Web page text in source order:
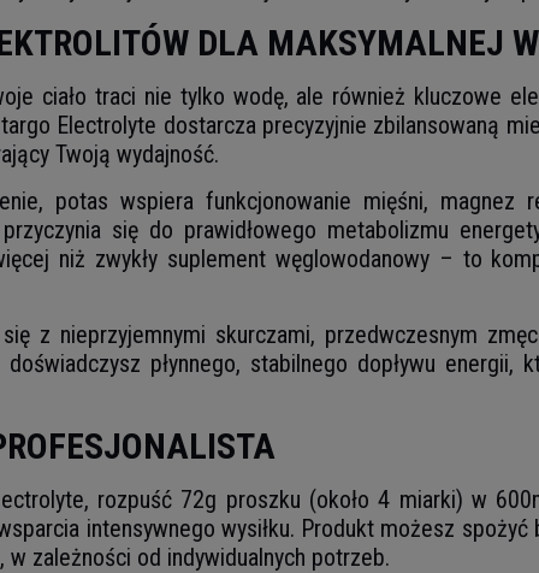
DLA MAKSYMALNEJ
ciało traci nie tylko wodę, ale również kluczowe
Electrolyte dostarcza precyzyjnie zbilansowaną
Twoją wydajność.
potas wspiera funkcjonowanie mięśni, magnez
się do prawidłowego metabolizmu
niż zwykły suplement węglowodanowy – to
z nieprzyjemnymi skurczami, przedwczesnym
płynnego, stabilnego dopływu
rozpuść 72g proszku (około 4 miarki) w
intensywnego wysiłku. Produkt możesz
zależności od indywidualnych potrzeb.